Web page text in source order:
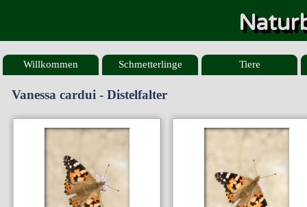
Willkommen Schmetterlinge Tiere
Vanessa cardui - Distelfalter